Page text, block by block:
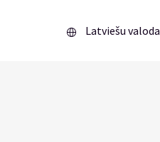
Latviešu valoda